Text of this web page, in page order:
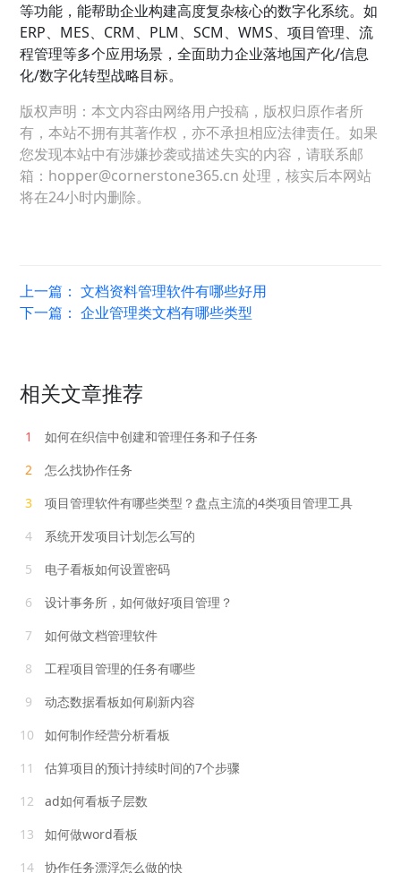
等功能，能帮助企业构建高度复杂核心的数字化系统。如
ERP、MES、CRM、PLM、SCM、WMS、项目管理、流
程管理等多个应用场景，全面助力企业落地国产化/信息
化/数字化转型战略目标。
版权声明：本文内容由网络用户投稿，版权归原作者所
有，本站不拥有其著作权，亦不承担相应法律责任。如果
您发现本站中有涉嫌抄袭或描述失实的内容，请联系邮
箱：hopper@cornerstone365.cn 处理，核实后本网站
将在24小时内删除。
上一篇：文档资料管理软件有哪些好用
下一篇：企业管理类文档有哪些类型
相关文章推荐
1
如何在织信中创建和管理任务和子任务
2
怎么找协作任务
3
项目管理软件有哪些类型？盘点主流的4类项目管理工具
4
系统开发项目计划怎么写的
5
电子看板如何设置密码
6
设计事务所，如何做好项目管理？
7
如何做文档管理软件
8
工程项目管理的任务有哪些
9
动态数据看板如何刷新内容
10
如何制作经营分析看板
11
估算项目的预计持续时间的7个步骤
12
ad如何看板子层数
13
如何做word看板
14
协作任务漂浮怎么做的快